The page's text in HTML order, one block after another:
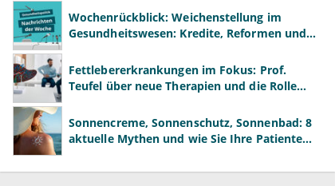
Wochenrückblick: Weichenstellung im
Gesundheitswesen: Kredite, Reformen und
Fettlebererkrankungen im Fokus: Prof.
Teufel über neue Therapien und die Rolle
Sonnencreme, Sonnenschutz, Sonnenbad: 8
aktuelle Mythen und wie Sie Ihre Patienten